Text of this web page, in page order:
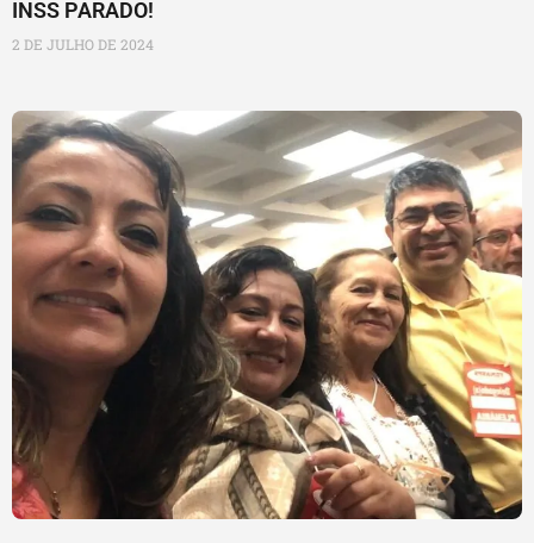
INSS PARADO!
2 DE JULHO DE 2024